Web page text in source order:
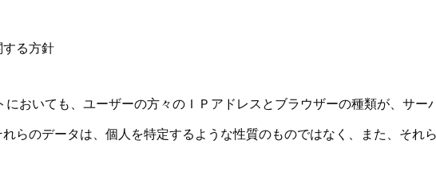
する方針
おいても、ユーザーの方々のＩＰアドレスとブラウザーの種類が、サー
らのデータは、個人を特定するような性質のものではなく、また、それら